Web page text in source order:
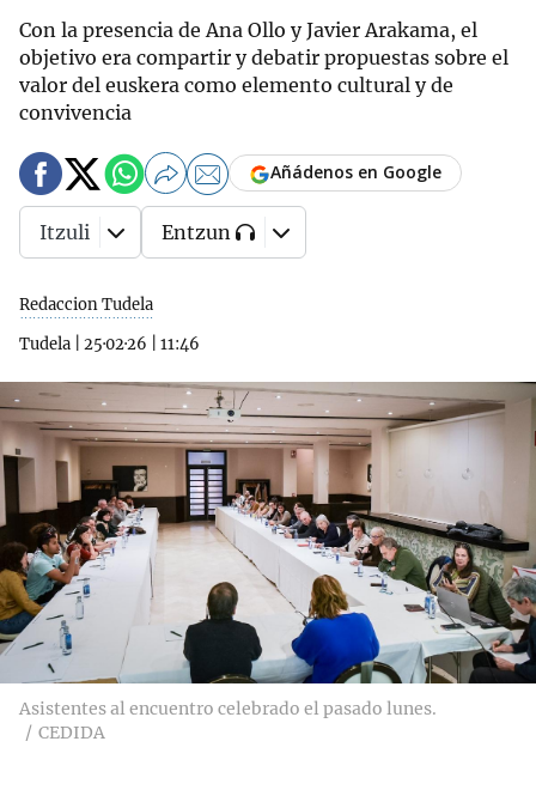
Con la presencia de Ana Ollo y Javier Arakama, el
objetivo era compartir y debatir propuestas sobre el
valor del euskera como elemento cultural y de
convivencia
Redaccion Tudela
Tudela
25·02·26 11:46
Añádenos en Google
Itzuli Entzun
Asistentes al encuentro celebrado el pasado lunes.
CEDIDA